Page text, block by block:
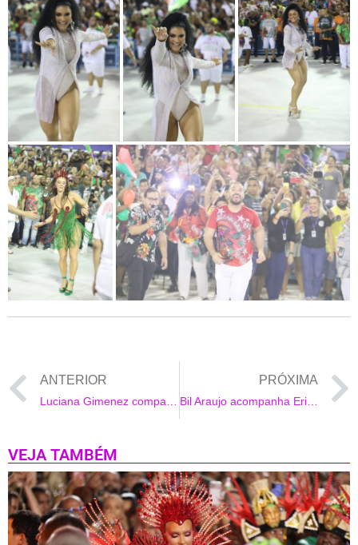
ANTERIOR PRÓXIMA
Bil Araujo acompanha Erika Schneider durante ensaio fotografico
VEJA TAMBÉM